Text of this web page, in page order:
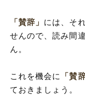
「賛辞」 には、そ
せんので、読み間
ん。
これを機会に 「賛
ておきましょう。